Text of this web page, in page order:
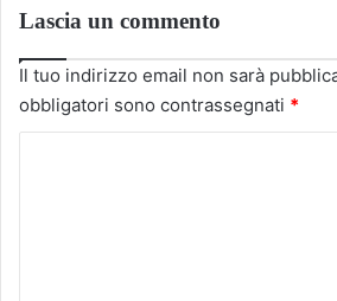
Lascia un commento
Il tuo indirizzo email non sarà
obbligatori sono contrassegnati *